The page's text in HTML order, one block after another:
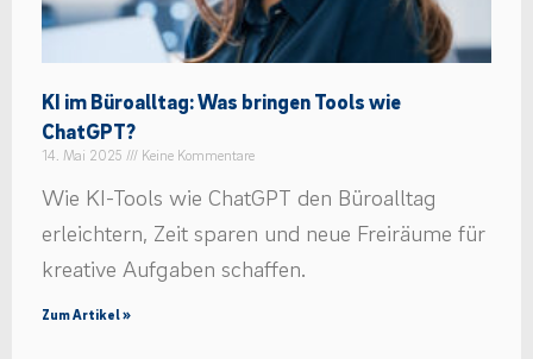
KI im Büroalltag: Was bringen Tools wie
ChatGPT?
14. Mai 2025 Keine Kommentare
Wie KI-Tools wie ChatGPT den Büroalltag
erleichtern, Zeit sparen und neue Freiräume für
kreative Aufgaben schaffen.
Zum Artikel »